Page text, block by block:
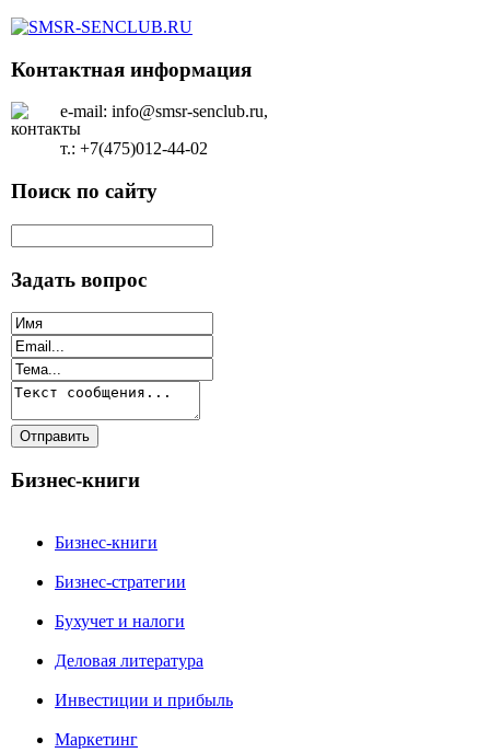
Контактная информация
e-mail: info@smsr-senclub.ru,
т.: +7(475)012-44-02
Поиск по сайту
Задать вопрос
Бизнес-книги
Бизнес-книги
Бизнес-стратегии
Бухучет и налоги
Деловая литература
Инвестиции и прибыль
Маркетинг